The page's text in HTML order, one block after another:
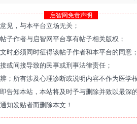
启智网免责声明
见，与本平台立场无关；
子作者与启智网平台享有帖子相关版权；
时必须同时征得该帖子作者和本平台的同意；
或间接导致的民事或刑事法律责任；
；所有涉及心理诊断或说明内容不作为医学
告知本站，本站将及时予与删除并致以最深
知发贴者而删除本文！